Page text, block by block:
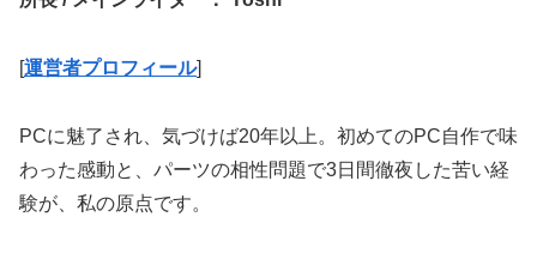
[運営者プロフィール]
PCに魅了され、気づけば20年以上。初めてのPC自作で味
わった感動と、パーツの相性問題で3日間徹夜した苦い経
験が、私の原点です。